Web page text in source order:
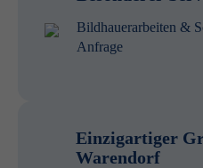
Bildhauerarbeiten &
Anfrage
Einzigartiger
Warendorf